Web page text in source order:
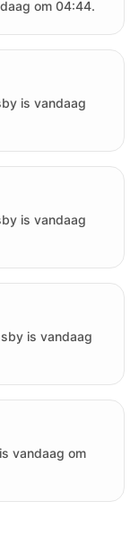
om 04:44.
is vandaag
is vandaag
is vandaag
vandaag om